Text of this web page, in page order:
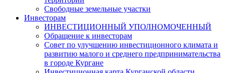
Свободные земельные участки
Инвесторам
ИНВЕСТИЦИОННЫЙ УПОЛНОМОЧЕННЫЙ
Обращение к инвесторам
Совет по улучшению инвестиционного климата и
развитию малого и среднего предпринимательства
в городе Кургане